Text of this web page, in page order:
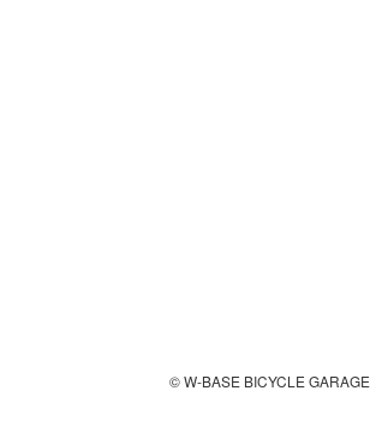
© W-BASE BICYCLE GARAGE